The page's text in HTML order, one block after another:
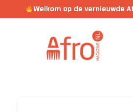
Welkom op de vernieuwde